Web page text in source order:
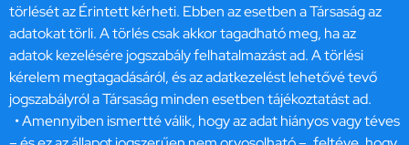
törlését az Érintett kérheti. Ebben az esetben a Társaság az
adatokat törli. A törlés csak akkor tagadható meg, ha az
adatok kezelésére jogszabály felhatalmazást ad. A törlési
kérelem megtagadásáról, és az adatkezelést lehetővé tevő
jogszabályról a Társaság minden esetben tájékoztatást ad.
• Amennyiben ismertté válik, hogy az adat hiányos vagy téves